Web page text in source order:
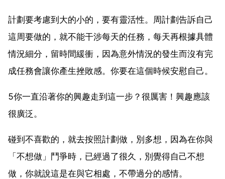
計劃要考慮到大的小的，要有靈活性。周計劃告訴自己
這周要做的，就不能干涉每天的任務，每天再根據具體
情況細分，留時間緩衝，因為意外情況的發生而沒有完
成任務會讓你產生挫敗感。你要在這個時候安慰自己。
5你一直沿著你的興趣走到這一步？很厲害！興趣應該
很廣泛。
碰到不喜歡的，就去按照計劃做，別多想，因為在你與
「不想做」鬥爭時，已經過了很久，別覺得自己不想
做，你就說這是在與它相處，不帶過分的感情。